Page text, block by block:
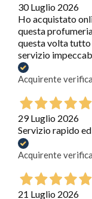
30 Luglio 2026
Ho acquistato
questa
questa volta
servizio
Acquirente
29 Luglio 2026
Servizio rapido
Acquirente
21 Luglio 2026